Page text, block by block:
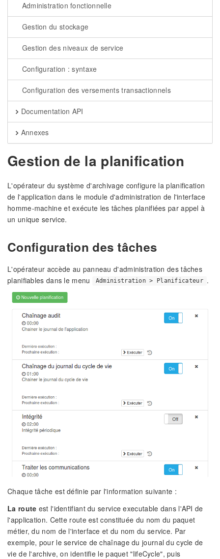
Administration fonctionnelle
Gestion du stockage
Gestion des niveaux de service
Configuration : syntaxe
Configuration des versements transactionnels
Documentation API
Annexes
Gestion de la planification
L'opérateur du système d'archivage configure la planification
de l'application dans le module d'administration de l'interface
homme-machine et exécute les tâches planifiées par appel à
un unique service.
Configuration des tâches
L'opérateur accède au panneau d'administration des tâches
planifiables dans le menu
Administration > Planificateur .
Chaque tâche est définie par l'information suivante :
La route est l'identifiant du service executable dans l'API de
l'application. Cette route est constituée du nom du paquet
métier, du nom de l'interface et du nom du service. Par
exemple, pour le service de chaînage du journal du cycle de
vie de l'archive, on identifie le paquet "lifeCycle", puis